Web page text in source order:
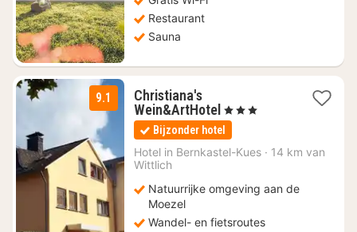
Restaurant
Sauna
9.1
Christiana's
Wein&ArtHotel 1
nacht
vanaf
€
, 3 Sterren
Bijzonder hotel
Hotel in Bernkastel-Kues · 14 km van
Wittlich
Natuurrijke omgeving aan de
Moezel
Wandel- en fietsroutes